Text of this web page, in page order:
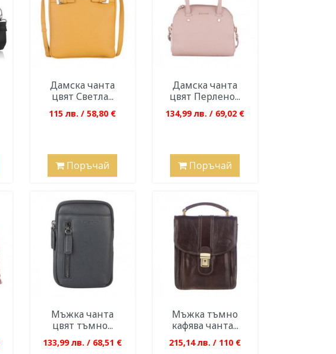
Дамска чанта
цвят Светла...
115 лв. / 58,80 €
Поръчай
Дамска чанта
цвят Перлено...
134,99 лв. / 69,02 €
Поръчай
Мъжка чанта
цвят тъмно...
133,99 лв. / 68,51 €
Мъжка тъмно
кафява чанта...
215,14 лв. / 110 €